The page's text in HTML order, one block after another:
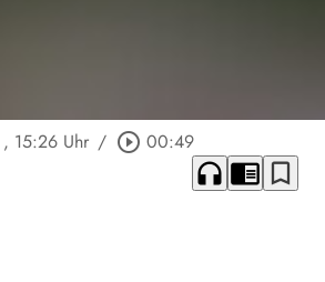
, 15:26 Uhr / play_circle_outline 00:49
headphones chrome_reader_mode bookmark_border